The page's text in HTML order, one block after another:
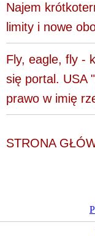
Najem
limity i nowe
Fly, eagle, fly -
się portal. USA
prawo w imię
STRONA